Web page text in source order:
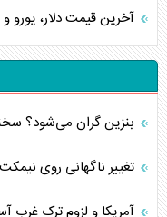
آخرین قیمت دلار، یورو و سایر ارز‌ها ۱۲
بنزین گران می‌شود؟
تغییر ناگهانی روی
آمریکا و لزوم ترک غرب